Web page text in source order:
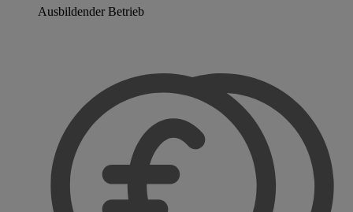
Ausbildender Betrieb